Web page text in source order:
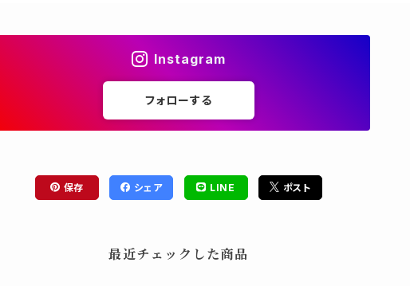
Instagram
フォローする
保存 シェア LINE ポスト
最近チェックした商品